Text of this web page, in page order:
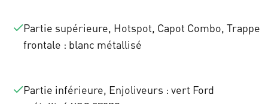
:
€
3
Partie supérieure, Hotspot, Capot Combo, Trappe
frontale : blanc métallisé
Partie inférieure, Enjoliveurs : vert Ford